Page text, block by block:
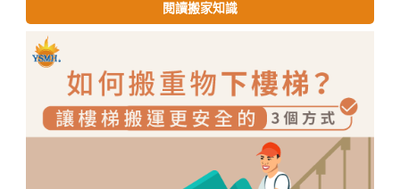
閱讀搬家知識